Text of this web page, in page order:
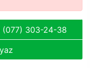
(077) 303-24-38